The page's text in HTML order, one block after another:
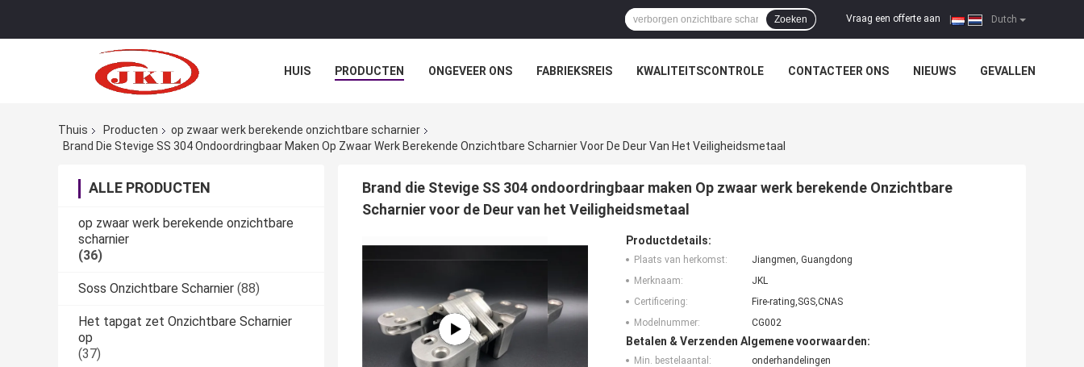
Dutch
Vraag een offerte aan
Zoeken
HUIS PRODUCTEN ONGEVEER ONS FABRIEKSREIS KWALITEITSCONTROLE CONTACTEER ONS NIEUWS GEVALLEN
Thuis Producten
op zwaar werk berekende onzichtbare scharnier
Brand Die Stevige SS 304 Ondoordringbaar Maken Op Zwaar Werk Berekende Onzichtbare Scharnier Voor De Deur Van Het Veiligheidsmetaal
ALLE PRODUCTEN
op zwaar werk berekende onzichtbare
scharnier
(36)
Soss Onzichtbare Scharnier (88)
Het tapgat zet Onzichtbare Scharnier
op
(37)
Brand die Stevige SS 304 ondoordringbaar maken Op zwaar werk berekende Onzichtbare
Scharnier voor de Deur van het Veiligheidsmetaal
Productdetails:
Plaats van herkomst:
Jiangmen, Guangdong
Merknaam:
JKL
Certificering:
Fire-rating,SGS,CNAS
Modelnummer:
CG002
Betalen & Verzenden Algemene voorwaarden:
Min. bestelaantal:
onderhandelingen